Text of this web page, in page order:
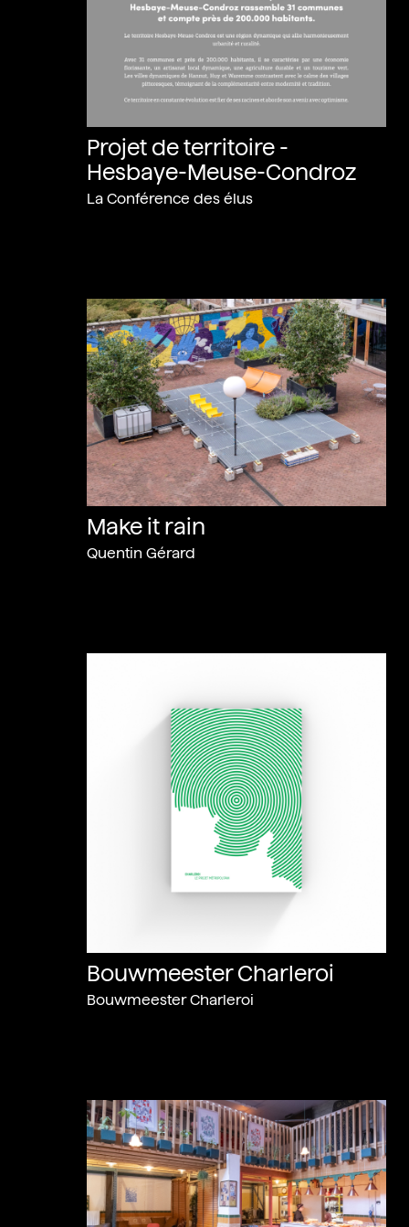
Projet de territoire -
Hesbaye-Meuse-Condroz
La Conférence des élus
Make it rain
Quentin Gérard
Bouwmeester Charleroi
Bouwmeester Charleroi